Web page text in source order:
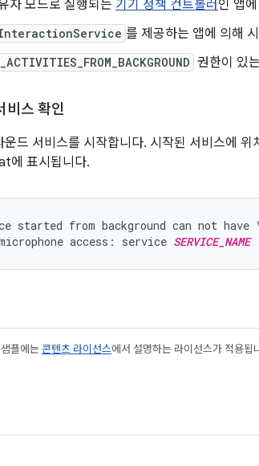
자 모드로 실행되는 기기 정책 컨트롤러 인 앱
를 제공하는 앱에 의해
권한이 있
비스 확인
드 서비스를 시작합니다. 시작된 서비스에
에 표시됩니다.
started from background can not have
access: service SERVICE_NAME
플에는 콘텐츠 라이선스에서 설명하는 라이선스가 적용